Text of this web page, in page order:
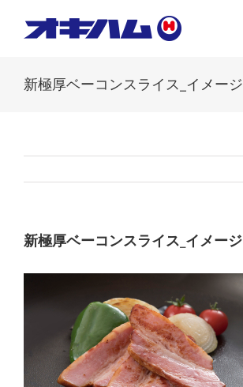
新極厚ベーコンスライス_イメージ
新極厚ベーコンスライス_イメージ